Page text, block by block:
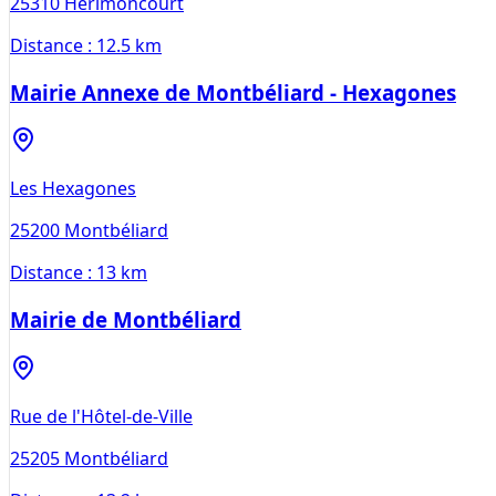
Distance : 12.5 km
Mairie Annexe de Montbéliard - Hexagones
Les Hexagones
25200 Montbéliard
Distance : 13 km
Mairie de Montbéliard
Rue de l'Hôtel-de-Ville
25205 Montbéliard